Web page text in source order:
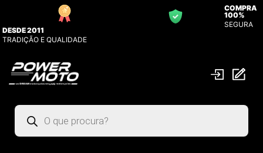
DESDE 2011
TRADIÇÃO E QUALIDADE
COMPRA
100%
SEGURA
Pesquisar
produtos